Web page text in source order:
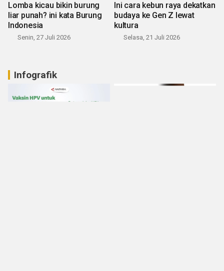
Lomba kicau bikin burung
liar punah? ini kata Burung
Indonesia
Senin, 27 Juli 2026
Ini cara kebun raya dekatkan
budaya ke Gen Z lewat
kultura
Selasa, 21 Juli 2026
Infografik